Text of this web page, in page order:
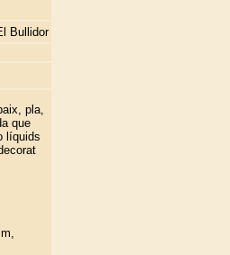
Bullidor
pla,
que
líquids